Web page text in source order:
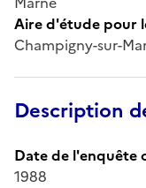
Aire d'étude pour
Champigny-sur-
Description
Date de l'enquête
1988